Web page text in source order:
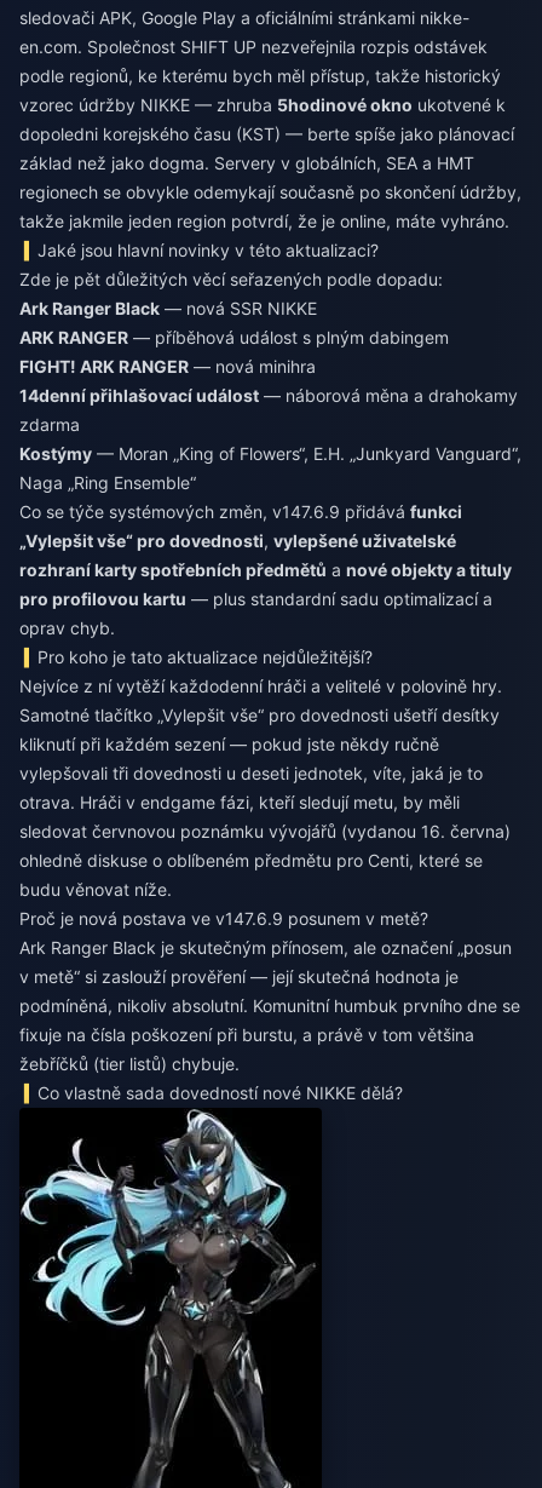
sledovači APK, Google Play a oficiálními stránkami nikke-
en.com. Společnost SHIFT UP nezveřejnila rozpis odstávek
podle regionů, ke kterému bych měl přístup, takže historický
vzorec údržby NIKKE — zhruba 5hodinové okno ukotvené k
dopoledni korejského času (KST) — berte spíše jako plánovací
základ než jako dogma. Servery v globálních, SEA a HMT
regionech se obvykle odemykají současně po skončení údržby,
takže jakmile jeden region potvrdí, že je online, máte vyhráno.
Jaké jsou hlavní novinky v této aktualizaci?
Zde je pět důležitých věcí seřazených podle dopadu:
Ark Ranger Black — nová SSR NIKKE
ARK RANGER — příběhová událost s plným dabingem
FIGHT! ARK RANGER — nová minihra
14denní přihlašovací událost — náborová měna a drahokamy
zdarma
Kostýmy — Moran „King of Flowers“, E.H. „Junkyard Vanguard“,
Naga „Ring Ensemble“
Co se týče systémových změn, v147.6.9 přidává funkci
„Vylepšit vše“ pro dovednosti, vylepšené uživatelské
rozhraní karty spotřebních předmětů a nové objekty a tituly
pro profilovou kartu — plus standardní sadu optimalizací a
oprav chyb.
Pro koho je tato aktualizace nejdůležitější?
Nejvíce z ní vytěží každodenní hráči a velitelé v polovině hry.
Samotné tlačítko „Vylepšit vše“ pro dovednosti ušetří desítky
kliknutí při každém sezení — pokud jste někdy ručně
vylepšovali tři dovednosti u deseti jednotek, víte, jaká je to
otrava. Hráči v endgame fázi, kteří sledují metu, by měli
sledovat červnovou poznámku vývojářů (vydanou 16. června)
ohledně diskuse o oblíbeném předmětu pro Centi, které se
budu věnovat níže.
Proč je nová postava ve v147.6.9 posunem v metě?
Ark Ranger Black je skutečným přínosem, ale označení „posun
v metě“ si zaslouží prověření — její skutečná hodnota je
podmíněná, nikoliv absolutní. Komunitní humbuk prvního dne se
fixuje na čísla poškození při burstu, a právě v tom většina
žebříčků (tier listů) chybuje.
Co vlastně sada dovedností nové NIKKE dělá?